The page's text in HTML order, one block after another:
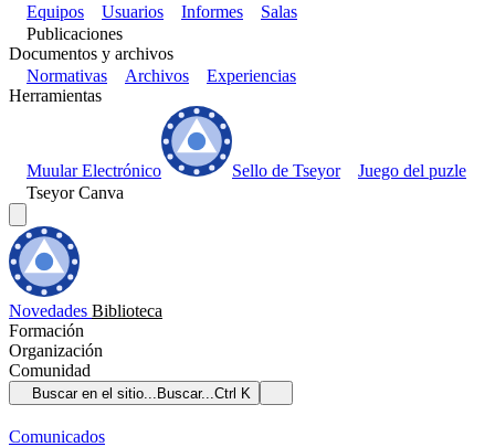
Equipos
Usuarios Informes
Salas
Publicaciones
Documentos y archivos
Normativas
Archivos
Experiencias
Herramientas
Muular Electrónico Sello de Tseyor
Juego del puzle
Tseyor Canva
Novedades Biblioteca
Formación
Organización
Comunidad
Buscar en el sitio... Buscar...Ctrl K
Comunicados